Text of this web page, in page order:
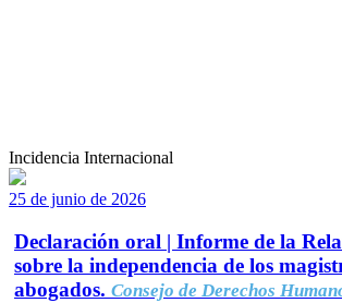
Incidencia Internacional
25 de junio de 2026
Declaración oral | Informe de la
sobre la independencia de los
abogados. Consejo de Derechos